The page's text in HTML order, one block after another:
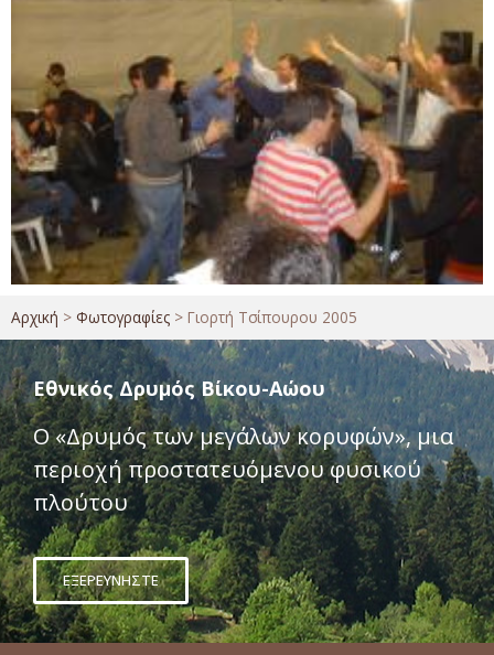
Αρχική > Φωτογραφίες > Γιορτή Τσίπουρου 2005
Εθνικός Δρυμός Βίκου-Αώου
Ο «Δρυμός των μεγάλων κορυφών», μια
περιοχή προστατευόμενου φυσικού
πλούτου
ΕΞΕΡΕΥΝΗΣΤΕ